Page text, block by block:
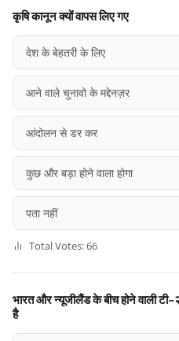
कृषि कानून क्यों वापस लिए गए
देश के बेहतरी के लिए
आने वाले चुनावो के मद्देनज़र
आंदोलन से डर कर
कुछ और बड़ा होने वाला होगा
पता नहीं
Total Votes: 66
भारत और न्यूजीलैंड के बीच होने वाली टी-
है